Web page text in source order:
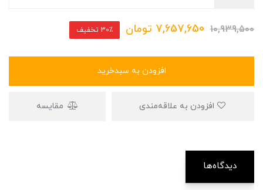
10,939,500
7,657,650 تومان 30٪ تخفیف
افزودن به سبدخرید
مقایسه
دیدگاه‌ها